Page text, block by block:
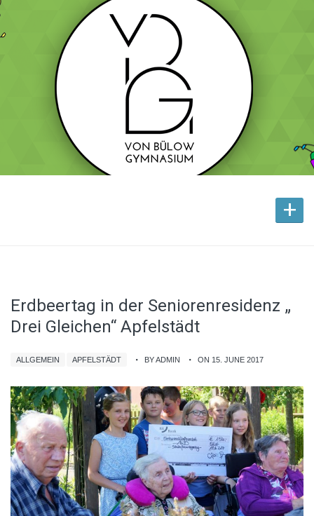
+
Erdbeertag in der Seniorenresidenz „
Drei Gleichen“ Apfelstädt
ALLGEMEIN APFELSTÄDT BY ADMIN ON 15. JUNE 2017